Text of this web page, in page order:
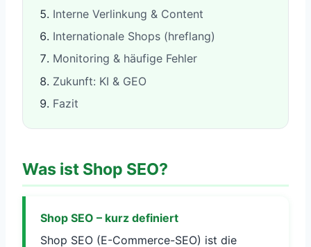
Interne Verlinkung & Content
Internationale Shops (hreflang)
Monitoring & häufige Fehler
Zukunft: KI & GEO
Fazit
Was ist Shop SEO?
Shop SEO – kurz definiert
Shop SEO (E-Commerce-SEO) ist die